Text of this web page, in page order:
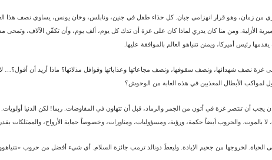
من زمان، وهو قرار انهزامي جبان. كل حذاء طفل في جنين، ونابلس، وخان يونس، يساوي نصف هذا
الأزلية. ومن منا كان يدري لماذا كان على غزة أن تدك كل يوم، ألف يوم، وأن تكفّن الآلاف، وتمحى
رئيس أميركا، ويمنن نتنياهو العالم بالموافقة عليها.
غزة نصف شهدائها، ونصف سقوفها، ونصف مجاعاتها وعذاباتها وقوافل مذلاتها؟ ماذا أريد أن أقول؟…
لمواكب الأبطال المعذبين في هذه الغابة من الوحوش؟
يجب أن تنتصر غزة في أتون من الجمر والرماد، قبل أن تتهاون في المفاوضات. ربما! لكن الدنيا أولويات.
لا بالموت. والحروب أيضاً حكمة، ورؤية، ومسؤوليات، ومناورات، وخصوصاً حماية الأرواح، والممتلكات بقدر
إلى الحياة. لخروجها من جحيم الإبادة. وليعطَ دونالد ترمب جائزة السلام. أي شيء أفضل من حروب